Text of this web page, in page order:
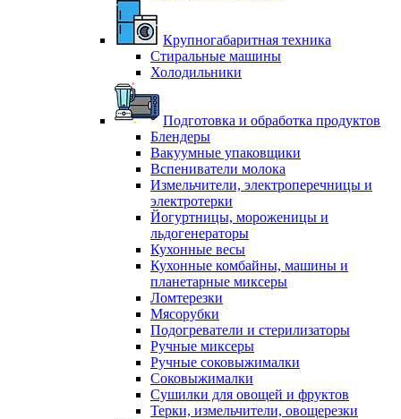
Крупногабаритная техника
Стиральные машины
Холодильники
Подготовка и обработка продуктов
Блендеры
Вакуумные упаковщики
Вспениватели молока
Измельчители, электроперечницы и
электротерки
Йогуртницы, мороженицы и
льдогенераторы
Кухонные весы
Кухонные комбайны, машины и
планетарные миксеры
Ломтерезки
Мясорубки
Подогреватели и стерилизаторы
Ручные миксеры
Ручные соковыжималки
Соковыжималки
Сушилки для овощей и фруктов
Терки, измельчители, овощерезки